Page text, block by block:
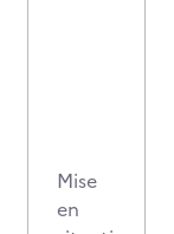
Mise
en